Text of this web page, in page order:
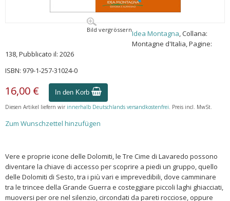
Bild vergrössernIdea Montagna, Collana:
Montagne d'Italia, Pagine:
138, Pubblicato il: 2026
ISBN: 979-1-257-31024-0
16,00 € In den Korb
Diesen Artikel liefern wir innerhalb Deutschlands versandkostenfrei. Preis incl. MwSt.
Zum Wunschzettel hinzufügen
Vere e proprie icone delle Dolomiti, le Tre Cime di Lavaredo possono
diventare la chiave di accesso per scoprire a piedi un gruppo, quello
delle Dolomiti di Sesto, tra i più vari e imprevedibili, dove camminare
tra le trincee della Grande Guerra e costeggiare piccoli laghi ghiacciati,
muoversi per ore nel silenzio, circondati da pareti rocciose, oppure